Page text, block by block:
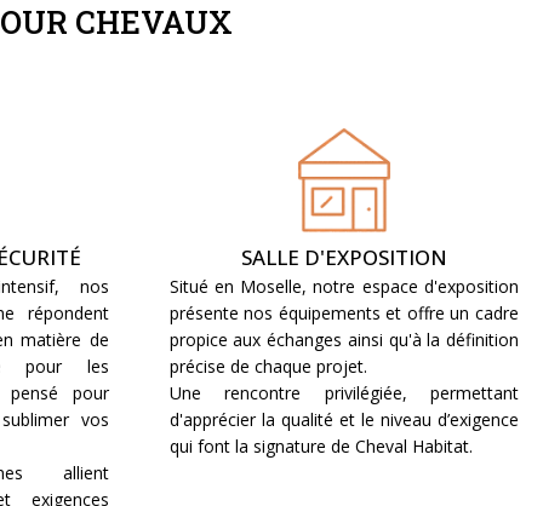
CHEVAUX
nos
répondent
matière de
pour les
pensé pour
vos
allient
exigences
SALLE D'EXPOSITION
Situé en Moselle, notre espace d'exposition
présente nos équipements et offre un cadre
propice aux échanges ainsi qu'à la définition
précise de chaque projet.
Une rencontre privilégiée, permettant
d'apprécier la qualité et le niveau d’exigence
qui font la signature de Cheval Habitat.